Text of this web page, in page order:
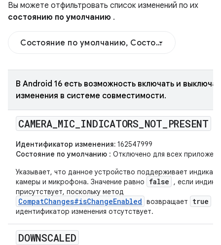
Вы можете отфильтровать список изменений по их
состоянию по умолчанию .
Состояние по умолчанию, Состояние по
В Android 16 есть возможность включать и
изменения в системе совместимости.
CAMERA_ MIC INDICATORS NOT PRESENT
Идентификатор изменения: 162547999
Состояние по умолчанию : Отключено для всех
Указывает, что данное устройство поддерживает
камеры и микрофона. Значение равно
false
, если
присутствует, поскольку метод
CompatChanges#isChangeEnabled возвращает true
идентификатор изменения отсутствует.
DOWNSCALED